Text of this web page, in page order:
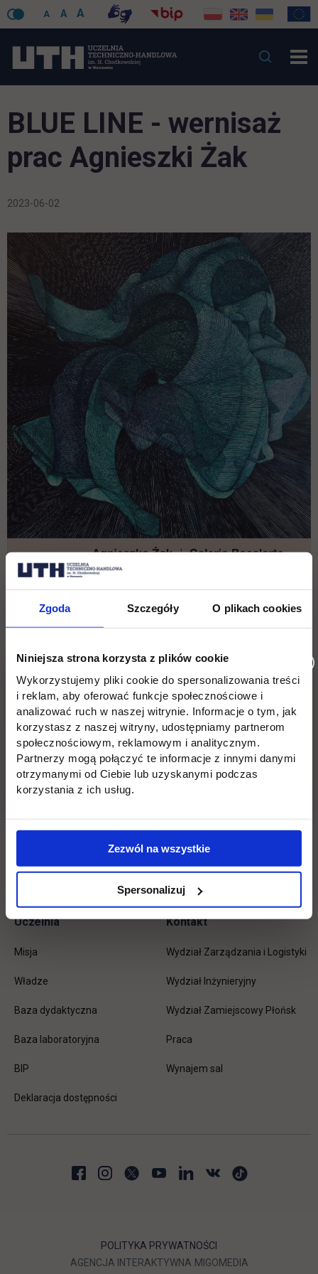
Zgoda Szczegóły O plikach cookies
Niniejsza strona korzysta z plików cookie
Wykorzystujemy pliki cookie do spersonalizowania treści
i reklam, aby oferować funkcje społecznościowe i
analizować ruch w naszej witrynie. Informacje o tym, jak
korzystasz z naszej witryny, udostępniamy partnerom
społecznościowym, reklamowym i analitycznym.
Partnerzy mogą połączyć te informacje z innymi danymi
otrzymanymi od Ciebie lub uzyskanymi podczas
korzystania z ich usług.
Zezwól na wszystkie
Spersonalizuj
A A A
BLUE LINE - wernisaż
prac Agnieszki Żak
2023-06-02
Pomiń
stopkę
Informacje w stopce
Edukacja
Licencjackie
Inżynierskie
Płońsk
Student
Wirtualna uczelnia
Stypendia
Uczelnia
Misja
Władze
Baza dydaktyczna
Baza laboratoryjna
BIP
Deklaracja dostępności
Kontakt
Wydział Zarządzania i Logistyki
Wydział Inżynieryjny
Wydział Zamiejscowy Płońsk
Praca
Wynajem sal
POLITYKA PRYWATNOŚCI
AGENCJA INTERAKTYWNA LINK OTWIERA SIĘ W
MIGOMEDIA